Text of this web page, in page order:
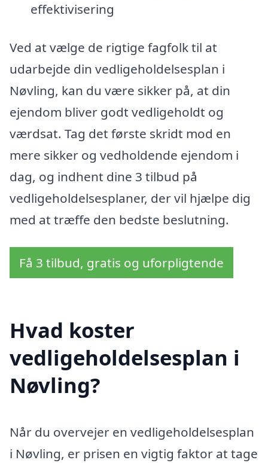
effektivisering
Ved at vælge de rigtige fagfolk til at
udarbejde din vedligeholdelsesplan i
Nøvling, kan du være sikker på, at din
ejendom bliver godt vedligeholdt og
værdsat. Tag det første skridt mod en
mere sikker og vedholdende ejendom i
dag, og indhent dine 3 tilbud på
vedligeholdelsesplaner, der vil hjælpe dig
med at træffe den bedste beslutning.
Få 3 tilbud, gratis og uforpligtende
Hvad koster
vedligeholdelsesplan i
Nøvling?
Når du overvejer en vedligeholdelsesplan
i Nøvling, er prisen en vigtig faktor at tage